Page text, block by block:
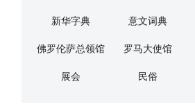
新华字典 意文词典
佛罗伦萨总领馆 罗马大使馆
展会 民俗